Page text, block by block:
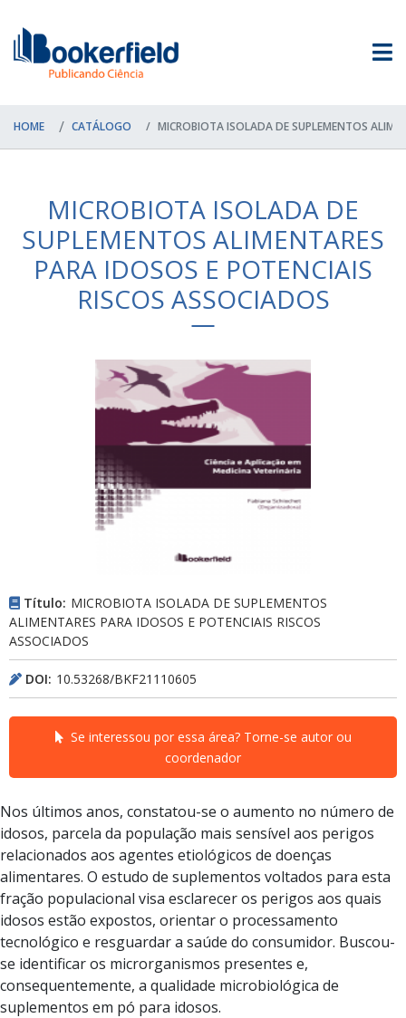
HOME CATÁLOGO MICROBIOTA ISOLADA DE SUPLEMENTOS
MICROBIOTA ISOLADA DE
SUPLEMENTOS ALIMENTARES
PARA IDOSOS E POTENCIAIS
RISCOS ASSOCIADOS
Título: MICROBIOTA ISOLADA DE SUPLEMENTOS
ALIMENTARES PARA IDOSOS E POTENCIAIS RISCOS
ASSOCIADOS
DOI: 10.53268/BKF21110605
Se interessou por essa área? Torne-se autor ou
coordenador
Nos últimos anos, constatou-se o aumento no número de
idosos, parcela da população mais sensível aos perigos
relacionados aos agentes etiológicos de doenças
alimentares. O estudo de suplementos voltados para esta
fração populacional visa esclarecer os perigos aos quais
idosos estão expostos, orientar o processamento
tecnológico e resguardar a saúde do consumidor. Buscou-
se identificar os microrganismos presentes e,
consequentemente, a qualidade microbiológica de
suplementos em pó para idosos.